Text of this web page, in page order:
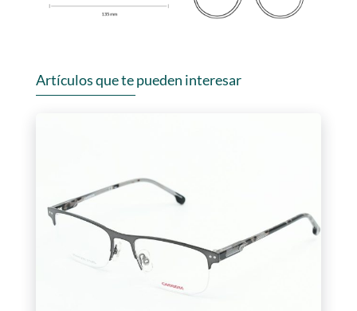
Artículos que te pueden interesar